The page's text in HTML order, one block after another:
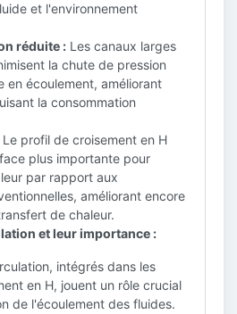
et l'environnement
réduite : Les canaux larges
la chute de pression
en écoulement, améliorant
la consommation
Le profil de croisement en H
plus importante pour
par rapport aux
améliorant encore
de chaleur.
et leur importance :
intégrés dans les
en H, jouent un rôle crucial
de l'écoulement des fluides.